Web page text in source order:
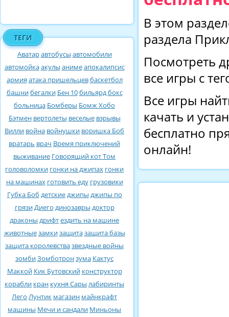
ТЕГИ
Аватаравтобусы автомобили
автомойкаакулы анимеапокалипсис
армия атака пришельцевбаскетбол
башнибегалки Бен 10бильярдбокс
больница Бомберы Бомж Хобо
Бэтмен вертолеты веселые взрывы
Вилли война войнушки воришка Боб
вратарь врач Время приключений
выживание Говорящий кот Том
головоломки гонки на джипах гонки
на машинах готовить еду грузовики
Губка Боб детскиеджипы джипы по
грязиДиего динозавры доктор
драконы дрифтездить на машине
животныезамкизащитазащита базы
защита королевствазвездные войны
зомбиЗомботронзума Кактус
Маккой Кик Бутовский конструктор
корабли кран кухня Сары лабиринты
Лего Лунтик магазин майнкрафт
машины Мечи и сандали Миньоны
В этом
раздела
Посмотреть
все игры с
Все игры
качать и
бесплатно
онлайн!